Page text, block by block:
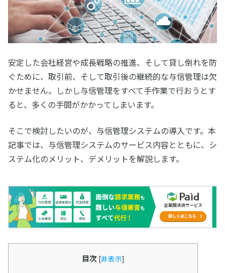
安定した会社経営や成長戦略の推進、そして貸し倒れを防
ぐために、取引前、そして取引後の継続的な与信管理は欠
かせません。しかし与信管理をすべて手作業で行おうとす
ると、多くの手間がかかってしまいます。
そこで検討したいのが、与信管理システムの導入です。本
記事では、与信管理システムのサービス内容とともに、シ
ステム化のメリット、デメリットを解説します。
目次 [非表示]